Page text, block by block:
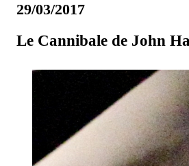
29/03/2017
Le Cannibale de John